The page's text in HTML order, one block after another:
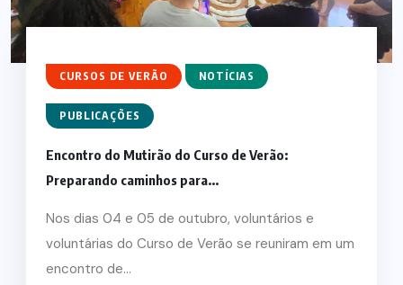
CURSOS DE VERÃO NOTÍCIAS
PUBLICAÇÕES
Encontro do Mutirão do Curso de Verão:
Preparando caminhos para...
Nos dias 04 e 05 de outubro, voluntários e
voluntárias do Curso de Verão se reuniram em um
encontro de...